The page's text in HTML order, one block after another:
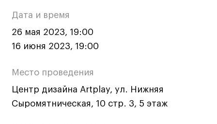
развитие
Среднесрочные
ИЗО и Керамика
Все программы
Онлайн-программы
о
мероприятии
Дата и время
26 мая 2023, 19:00
16 июня 2023, 19:00
Место проведения
Центр дизайна Artplay, ул. Нижняя
Сыромятническая, 10 стр. 3, 5 этаж